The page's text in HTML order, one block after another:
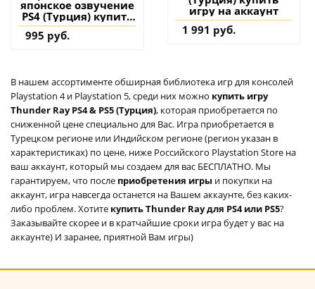
японское озвучение
PS4 (Турция) купить
дополнение на
аккаунт
995 руб.
игру на аккаунт
1 991 руб.
В нашем ассортименте обширная библиотека игр для консолей
Playstation 4 и Playstation 5, среди них можно купить игру
Thunder Ray PS4 & PS5 (Турция), которая приобретается по
сниженной цене специально для Вас. Игра приобретается в
Турецком регионе или Индийском регионе (регион указан в
характеристиках) по цене, ниже Российского Playstation Store на
ваш аккаунт, который мы создаем для вас БЕСПЛАТНО. Мы
гарантируем, что после приобретения игры и покупки на
аккаунт, игра навсегда останется на Вашем аккаунте, без каких-
либо проблем. Хотите купить Thunder Ray для PS4 или PS5?
Заказывайте скорее и в кратчайшие сроки игра будет у вас на
аккаунте) И заранее, приятной Вам игры)